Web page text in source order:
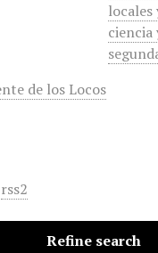
locales
ciencia
de los Locos
rss2
Refine search